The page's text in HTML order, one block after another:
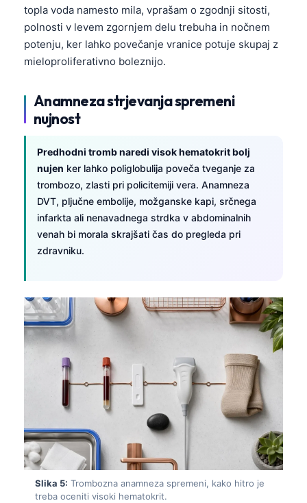
topla voda namesto mila, vprašam o zgodnji sitosti,
polnosti v levem zgornjem delu trebuha in nočnem
potenju, ker lahko povečanje vranice potuje skupaj z
mieloproliferativno boleznijo.
Anamneza strjevanja spremeni
nujnost
Predhodni tromb naredi visok hematokrit bolj
nujen ker lahko poliglobulija poveča tveganje za
trombozo, zlasti pri policitemiji vera. Anamneza
DVT, pljučne embolije, možganske kapi, srčnega
infarkta ali nenavadnega strdka v abdominalnih
venah bi morala skrajšati čas do pregleda pri
zdravniku.
Slika 5: Trombozna anamneza spremeni, kako hitro je
treba oceniti visoki hematokrit.